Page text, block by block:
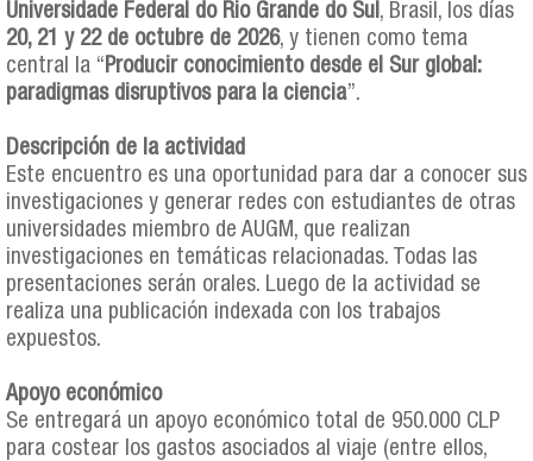
Universidade Federal do Rio Grande do Sul, Brasil, los días
20, 21 y 22 de octubre de 2026, y tienen como tema
central la “Producir conocimiento desde el Sur global:
paradigmas disruptivos para la ciencia”.
Descripción de la actividad
Este encuentro es una oportunidad para dar a conocer sus
investigaciones y generar redes con estudiantes de otras
universidades miembro de AUGM, que realizan
investigaciones en temáticas relacionadas. Todas las
presentaciones serán orales. Luego de la actividad se
realiza una publicación indexada con los trabajos
expuestos.
Apoyo económico
Se entregará un apoyo económico total de 950.000 CLP
para costear los gastos asociados al viaje (entre ellos,